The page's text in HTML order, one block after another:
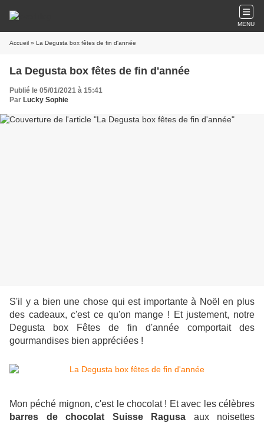
MENU
Accueil » La Degusta box fêtes de fin d'année
La Degusta box fêtes de fin d'année
Publié le 05/01/2021 à 15:41
Par Lucky Sophie
S'il y a bien une chose qui est importante à Noël en plus
des cadeaux, c'est ce qu'on mange ! Et justement, notre
Degusta box Fêtes de fin d'année comportait des
gourmandises bien appréciées !
Mon péché mignon, c'est le chocolat ! Et avec les célèbres
barres de chocolat Suisse Ragusa aux noisettes